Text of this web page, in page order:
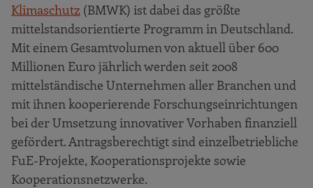
Klimaschutz (BMWK) ist dabei das größte
mittelstandsorientierte Programm in Deutschland.
Mit einem Gesamtvolumen von aktuell über 600
Millionen Euro jährlich werden seit 2008
mittelständische Unternehmen aller Branchen und
mit ihnen kooperierende Forschungseinrichtungen
bei der Umsetzung innovativer Vorhaben finanziell
gefördert. Antragsberechtigt sind einzelbetriebliche
FuE-Projekte, Kooperationsprojekte sowie
Kooperationsnetzwerke.